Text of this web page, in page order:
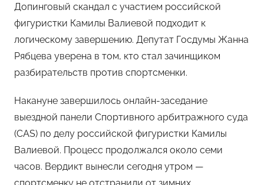
Допинговый скандал с участием российской
фигуристки Камилы Валиевой подходит к
логическому завершению. Депутат Госдумы Жанна
Рябцева уверена в том, кто стал зачинщиком
разбирательств против спортсменки.
Накануне завершилось онлайн-заседание
выездной панели Спортивного арбитражного суда
(CAS) по делу российской фигуристки Камилы
Валиевой. Процесс продолжался около семи
часов. Вердикт вынесли сегодня утром —